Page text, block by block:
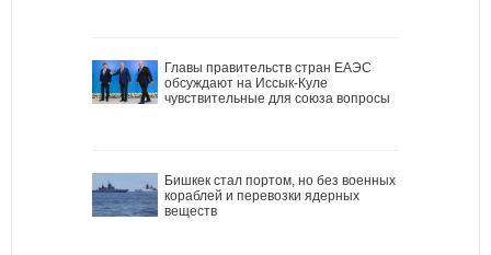
Главы правительств стран ЕАЭС
обсуждают на Иссык-Куле
чувствительные для союза вопросы
Бишкек стал портом, но без военных
кораблей и перевозки ядерных
веществ